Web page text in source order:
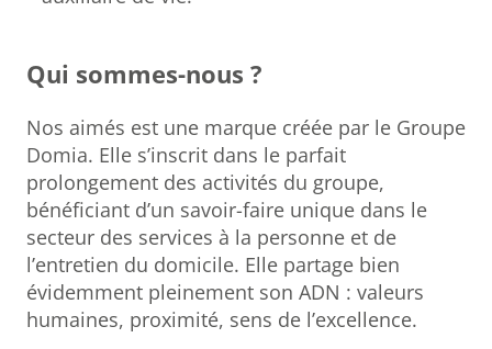
Qui sommes-nous ?
Nos aimés est une marque créée par le Groupe
Domia. Elle s’inscrit dans le parfait
prolongement des activités du groupe,
bénéficiant d’un savoir-faire unique dans le
secteur des services à la personne et de
l’entretien du domicile. Elle partage bien
évidemment pleinement son ADN : valeurs
humaines, proximité, sens de l’excellence.